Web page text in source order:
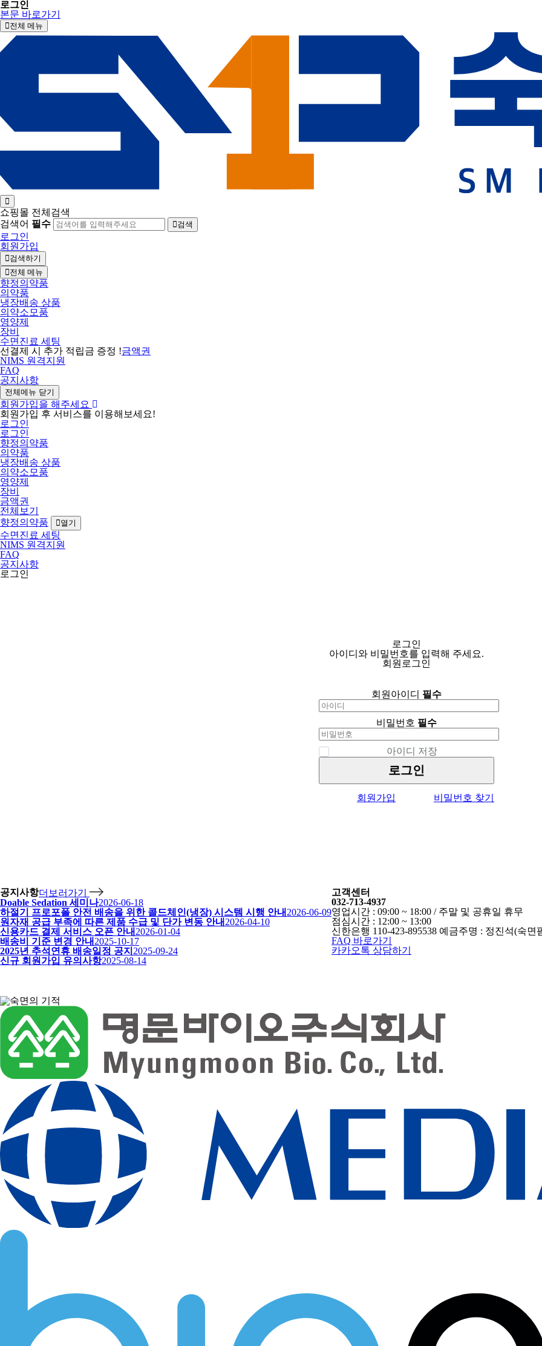
로그인
본문 바로가기
전체 메뉴
쇼핑몰 전체검색
검색어 필수 검색
로그인
회원가입
검색하기
전체 메뉴
향정의약품
의약품
냉장배송 상품
의약소모품
영양제
장비
수면진료 세팅
선결제 시 추가 적립금 증정 !금액권
NIMS 원격지원
FAQ
공지사항
전체메뉴 닫기
회원가입을 해주세요
회원가입 후 서비스를 이용해보세요!
로그인
로그인
향정의약품
의약품
냉장배송 상품
의약소모품
영양제
장비
금액권
전체보기
향정의약품
열기
수면진료 세팅
NIMS 원격지원
FAQ
공지사항
로그인
로그인
아이디와 비밀번호를 입력해 주세요.
회원로그인
회원아이디 필수
비밀번호 필수
아이디 저장
로그인
비밀번호 찾기
회원가입
공지사항더보러가기
Doable Sedation 세미나2026-06-18
하절기 프로포폴 안전 배송을 위한 콜드체인(냉장) 시스템 시행 안내 2026-06-09
원자재 공급 부족에 따른 제품 수급 및 단가 변동 안내 2026-04-10
신용카드 결제 서비스 오픈 안내 2026-01-04
배송비 기준 변경 안내 2025-10-17
2025년 추석연휴 배송일정 공지 2025-09-24
신규 회원가입 유의사항2025-08-14
고객센터
032-713-4937
영업시간 : 09:00 ~ 18:00 / 주말 및 공휴일 휴무
점심시간 : 12:00 ~ 13:00
신한은행 110-423-895538 예금주명 : 정진석(숙면
FAQ 바로가기
카카오톡 상담하기